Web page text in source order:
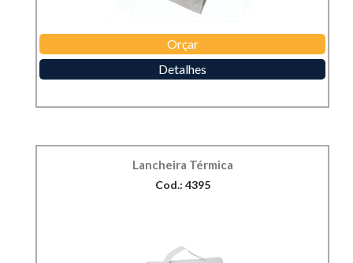
Orçar
Detalhes
Lancheira Térmica
Cod.: 4395